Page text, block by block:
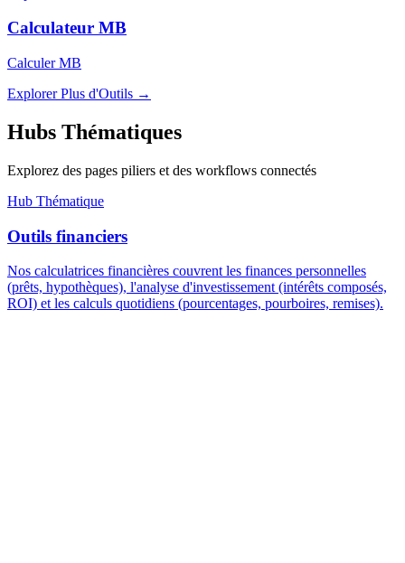
Calculateur MB
Calculer MB
Explorer Plus d'Outils →
Hubs Thématiques
Explorez des pages piliers et des workflows connectés
Hub Thématique
Outils financiers
Nos calculatrices financières couvrent les finances personnelles
(prêts, hypothèques), l'analyse d'investissement (intérêts composés,
ROI) et les calculs quotidiens (pourcentages, pourboires, remises).